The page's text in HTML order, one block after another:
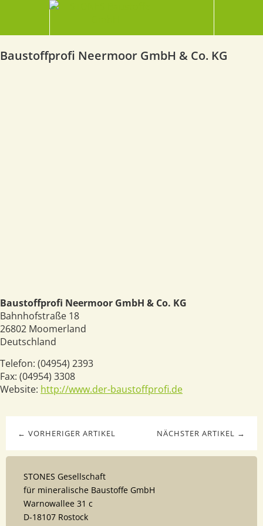
Baustoffprofi Neermoor GmbH & Co. KG
Baustoffprofi Neermoor GmbH & Co. KG
Bahnhofstraße 18
26802 Moomerland
Deutschland
Telefon: (04954) 2393
Fax: (04954) 3308
Website: http://www.der-baustoffprofi.de
NÄCHSTER ARTIKEL →
← VORHERIGER ARTIKEL
STONES Gesellschaft
für mineralische Baustoffe GmbH
Warnowallee 31 c
D-18107 Rostock